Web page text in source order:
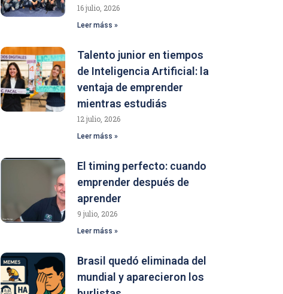
16 julio, 2026
Leer máss »
Talento junior en tiempos
de Inteligencia Artificial: la
ventaja de emprender
mientras estudiás
12 julio, 2026
Leer máss »
El timing perfecto: cuando
emprender después de
aprender
9 julio, 2026
Leer máss »
Brasil quedó eliminada del
mundial y aparecieron los